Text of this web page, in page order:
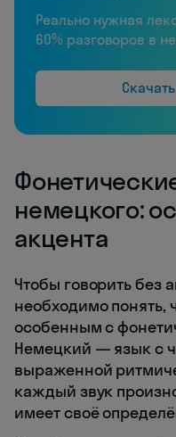
Реально нужная
60% разговоров в
немецкого:
акцента
Чтобы говорить без
необходимо понять,
особенным с
Немецкий — язык с
выраженной
каждый звук
имеет своё